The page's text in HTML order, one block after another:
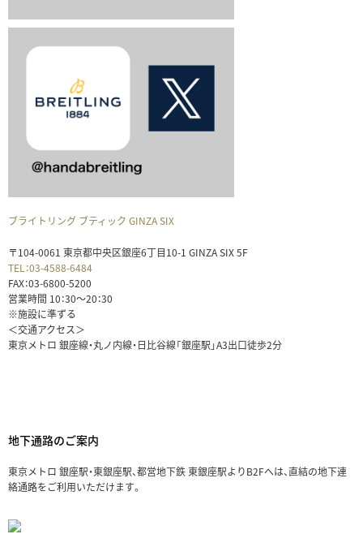
ブライトリング ブティック GINZA SIX
〒104-0061 東京都中央区銀座6丁目10-1 GINZA SIX 5F
TEL：03-4588-6484
FAX：03-6800-5200
営業時間 10：30～20：30
※施設に準ずる
＜交通アクセス＞
東京メトロ 銀座線・丸ノ内線・日比谷線「銀座駅」A3出口徒歩2分
地下通路のご案内
東京メトロ 銀座駅・東銀座駅、都営地下鉄 東銀座駅よりB2Fへは、直結の地下連
絡通路をご利用いただけます。